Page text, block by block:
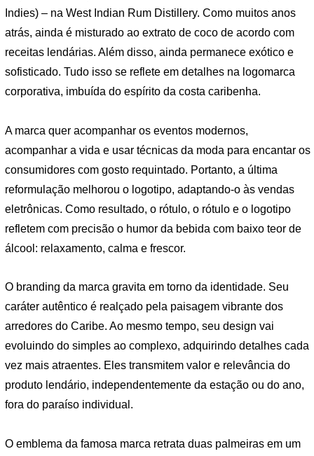
Indies) – na West Indian Rum Distillery. Como muitos anos
atrás, ainda é misturado ao extrato de coco de acordo com
receitas lendárias. Além disso, ainda permanece exótico e
sofisticado. Tudo isso se reflete em detalhes na logomarca
corporativa, imbuída do espírito da costa caribenha.
A marca quer acompanhar os eventos modernos,
acompanhar a vida e usar técnicas da moda para encantar os
consumidores com gosto requintado. Portanto, a última
reformulação melhorou o logotipo, adaptando-o às vendas
eletrônicas. Como resultado, o rótulo, o rótulo e o logotipo
refletem com precisão o humor da bebida com baixo teor de
álcool: relaxamento, calma e frescor.
O branding da marca gravita em torno da identidade. Seu
caráter autêntico é realçado pela paisagem vibrante dos
arredores do Caribe. Ao mesmo tempo, seu design vai
evoluindo do simples ao complexo, adquirindo detalhes cada
vez mais atraentes. Eles transmitem valor e relevância do
produto lendário, independentemente da estação ou do ano,
fora do paraíso individual.
O emblema da famosa marca retrata duas palmeiras em um